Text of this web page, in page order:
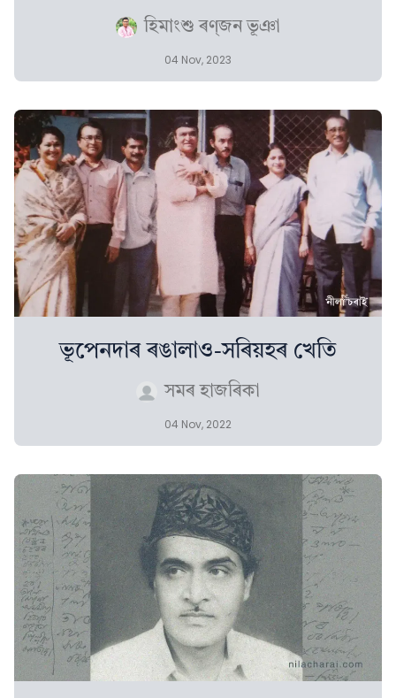
হিমাংশু ৰণ্‌জন ভূঞা
04 Nov, 2023
ভূপেনদাৰ ৰঙালাও-সৰিয়হৰ খেতি
সমৰ হাজৰিকা
04 Nov, 2022